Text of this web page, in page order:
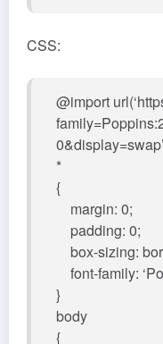
CSS:
@import
*
{
margin: 0;
padding: 0;
box-sizing:
font-family:
}
body
{